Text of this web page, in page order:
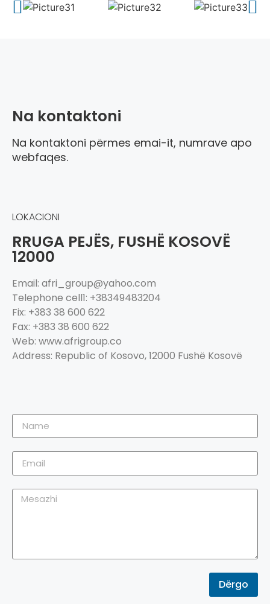
Na kontaktoni
Na kontaktoni përmes emai-it, numrave apo
webfaqes.
LOKACIONI
RRUGA PEJËS, FUSHË KOSOVË
12000
Email: afri_group@yahoo.com
Telephone cell1: +38349483204
Fix: +383 38 600 622
Fax: +383 38 600 622
Web: www.afrigroup.co
Address: Republic of Kosovo, 12000 Fushë Kosovë
Dërgo